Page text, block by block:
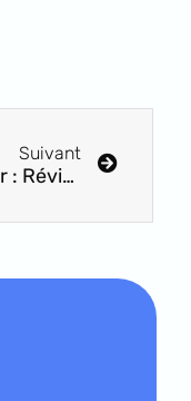
Suivant
À savoir : Révision du loyer en cours de bail